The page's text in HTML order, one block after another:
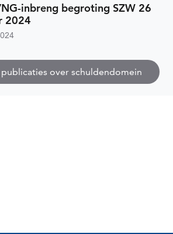
inbreng begroting SZW 26
2024
over schuldendomein